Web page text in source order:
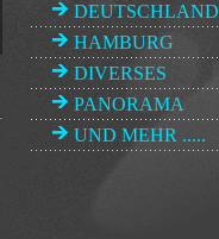
DEUTSCHLAND
HAMBURG
DIVERSES
PANORAMA
UND MEHR .....